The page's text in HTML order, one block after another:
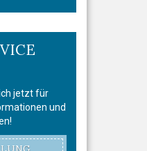
jetzt für
und